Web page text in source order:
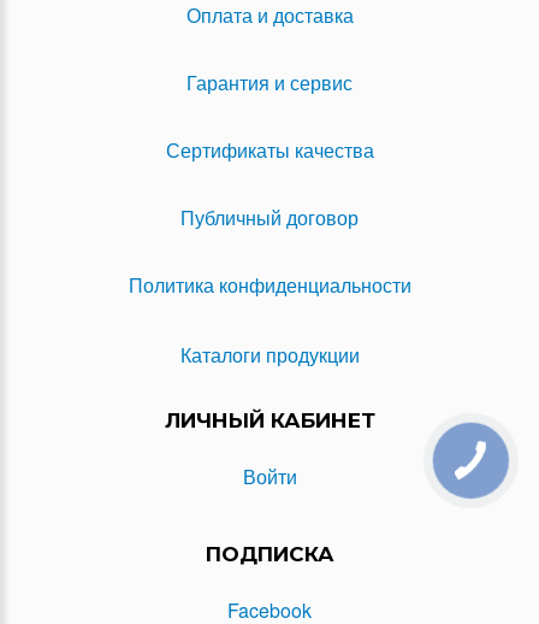
Оплата и доставка
Гарантия и сервис
Сертификаты качества
Публичный договор
Политика конфиденциальности
Каталоги продукции
ЛИЧНЫЙ КАБИНЕТ
Войти
ПОДПИСКА
Facebook